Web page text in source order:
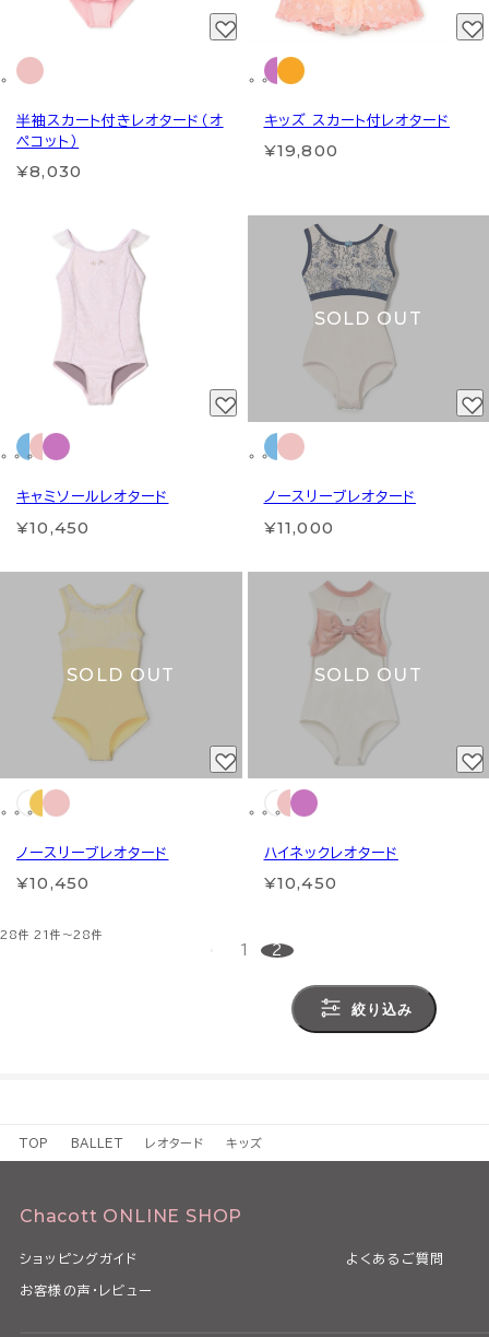
半袖スカート付きレオタード（オ
ペコット）
¥8,030
キッズ スカート付レオタード
¥19,800
キャミソールレオタード
¥10,450
SOLD OUT
ノースリーブレオタード
¥11,000
SOLD OUT
ノースリーブレオタード
¥10,450
SOLD OUT
ハイネックレオタード
¥10,450
28件21件～28件
1 2
絞り込み
TOP BALLET レオタード キッズ
Chacott ONLINE SHOP
ショッピングガイド よくあるご質問
お客様の声・レビュー